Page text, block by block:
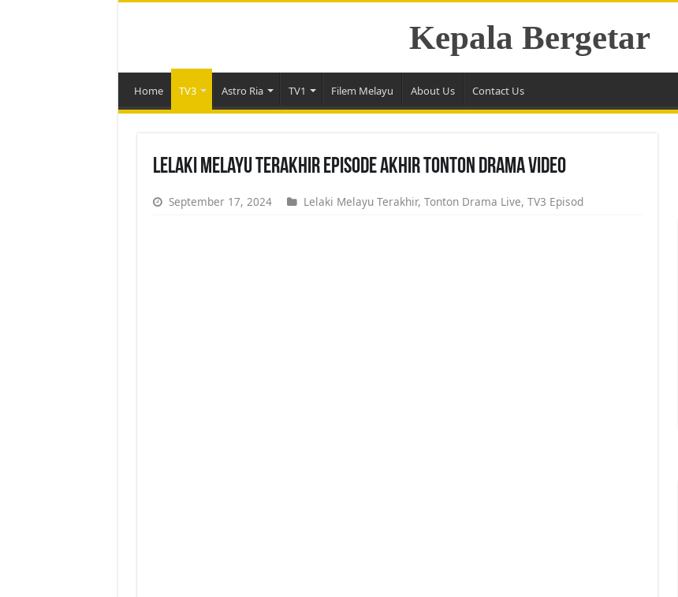
Kepala Bergetar
Home TV3 Astro Ria TV1 Filem Melayu About Us Contact Us
Lelaki Melayu Terakhir Episode Akhir Tonton Drama Video
September 17, 2024 Lelaki Melayu Terakhir, Tonton Drama Live, TV3 Episod